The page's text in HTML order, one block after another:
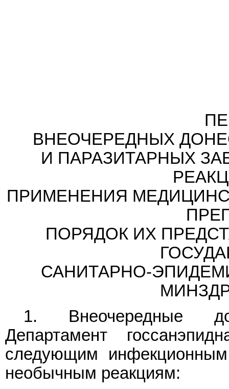
ВНЕОЧЕРЕДНЫХ
И ПАРАЗИТАРНЫХ
ПРИМЕНЕНИЯ
ПОРЯДОК ИХ
САНИТАРНО-
1. Внеочередные
Департамент
следующим
необычным реакциям: